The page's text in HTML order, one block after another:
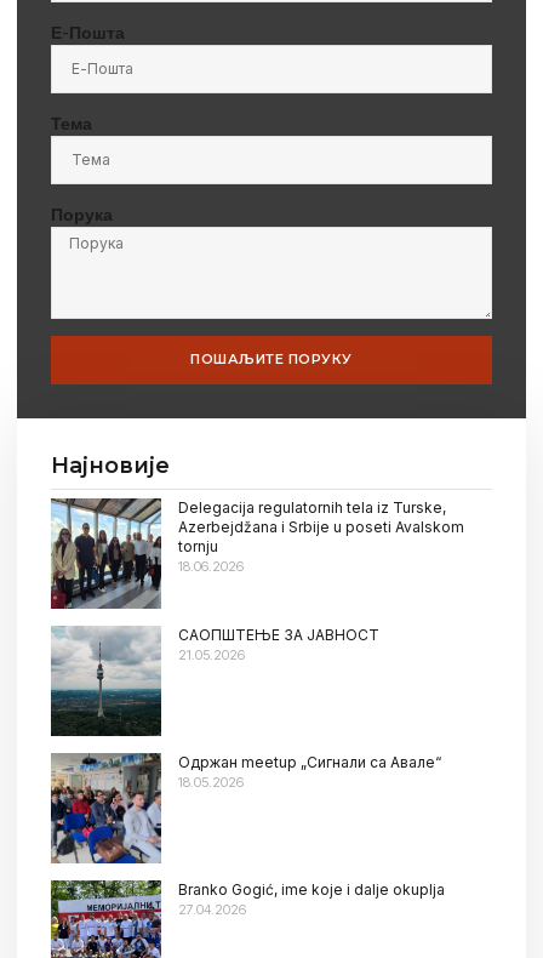
Е-Пошта
Тема
Порука
ПОШАЉИТЕ ПОРУКУ
Најновије
Delegacija regulatornih tela iz Turske,
Azerbejdžana i Srbije u poseti Avalskom
tornju
18.06.2026
САОПШТЕЊЕ ЗА ЈАВНОСТ
21.05.2026
Oдржан meetup „Сигнали са Авале“
18.05.2026
Branko Gogić, ime koje i dalje okuplja
27.04.2026